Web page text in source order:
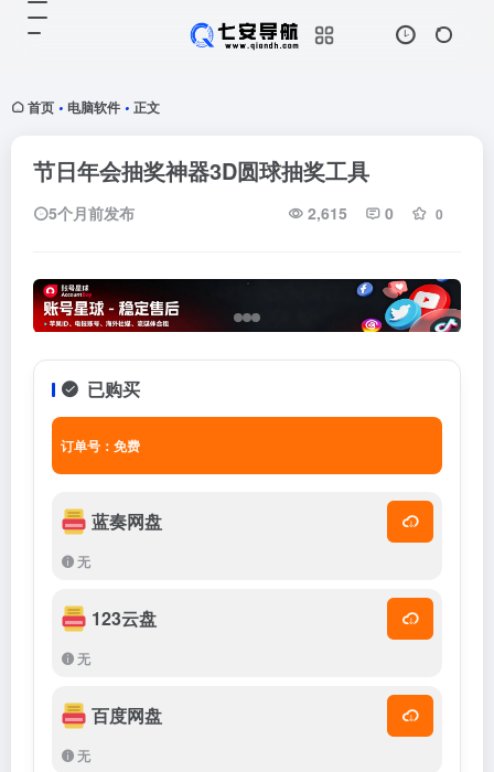
首页 • 电脑软件 • 正文
节日年会抽奖神器3D圆球抽奖工具
5个月前发布 2,615 0 0
已购买
订单号：免费
蓝奏网盘
无
123云盘
无
百度网盘
无